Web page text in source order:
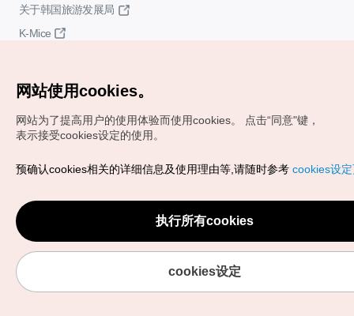
关于韩国旅游发展局
K-Mice
Copyrights (c) 韩国旅游发展局版权所有
VISITKOREA官方邮箱
chnsim@knto.or.kr
网站使用cookies。
网站为了提高用户的使用体验而使用cookies。
点击“同意"键，
表示接受cookies设定的使用。
预确认cookies相关的详细信息及使用理由等,请随时参考 cookies设
执行所有cookies
cookies设定